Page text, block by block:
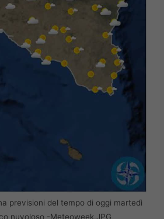
previsioni del tempo di oggi martedì
nuvoloso -Meteoweek.JPG